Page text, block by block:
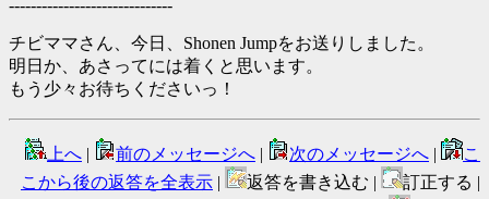
------------------------------
チビママさん、今日、Shonen Jumpをお送りしました。
明日か、あさってには着くと思います。
もう少々お待ちくださいっ！
上へ | 前のメッセージへ | 次のメッセージへ |
こ
こから後の返答を全表示 | 返答を書き込む |
訂正する |